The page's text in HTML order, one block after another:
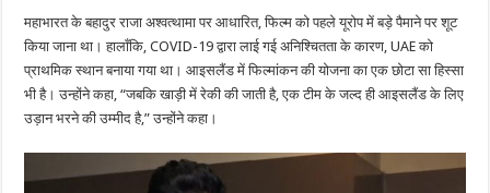
महाभारत के बहादुर राजा अश्वत्थामा पर आधारित, फिल्म को पहले यूरोप में बड़े पैमाने पर शूट
किया जाना था। हालाँकि, COVID-19 द्वारा लाई गई अनिश्चितता के कारण, UAE को
प्राथमिक स्थान बनाया गया था। आइसलैंड में फिल्मांकन की योजना का एक छोटा सा हिस्सा
भी है। उन्होंने कहा, “जबकि खाड़ी में रेकी की जाती है, एक टीम के जल्द ही आइसलैंड के लिए
उड़ान भरने की उम्मीद है,” उन्होंने कहा।